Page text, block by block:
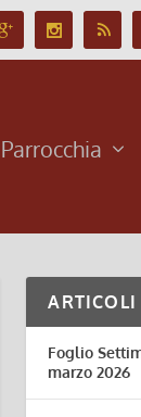
Parrocchia
ARTICOLI
Foglio
marzo 2026